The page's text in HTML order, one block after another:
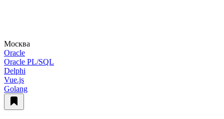
Москва
Oracle
Oracle PL/SQL
Delphi
Vue.js
Golang